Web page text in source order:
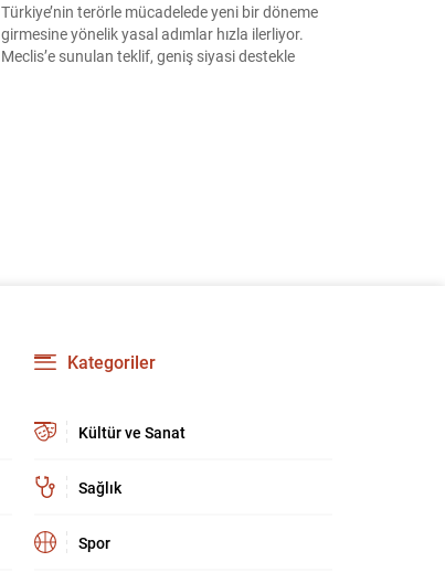
Türkiye’nin terörle mücadelede yeni bir döneme
girmesine yönelik yasal adımlar hızla ilerliyor.
Meclis’e sunulan teklif, geniş siyasi destekle
Kategoriler
Kültür ve Sanat
Sağlık
Spor